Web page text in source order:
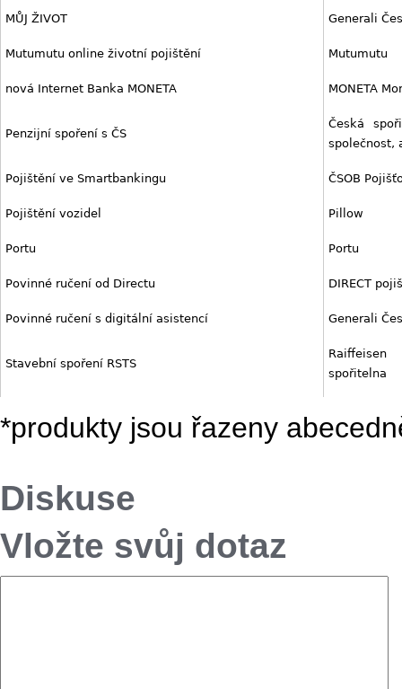
MŮJ ŽIVOT Generali
Mutumutu online životní pojištění Mutumutu
nová Internet Banka MONETA MONETA
Penzijní spoření s ČS
Česká
společnost,
Pojištění ve Smartbankingu ČSOB
Pojištění vozidel Pillow
Portu Portu
Povinné ručení od Directu DIRECT
Povinné ručení s digitální asistencí Generali
Stavební spoření RSTS
spořitelna
*produkty jsou řazeny
Diskuse
Vložte svůj dotaz